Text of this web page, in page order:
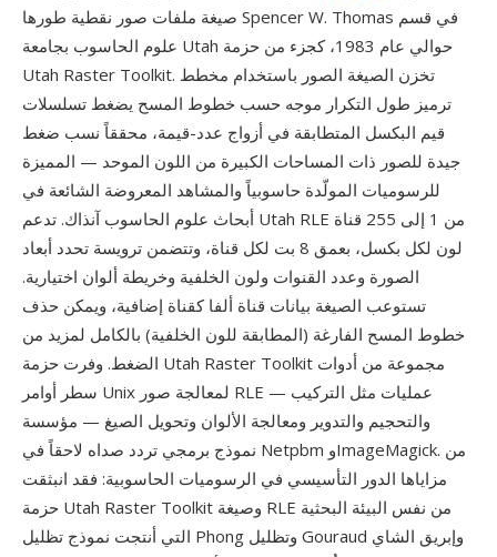
صيغة ملفات صور نقطية طورها Spencer W. Thomas في قسم
علوم الحاسوب بجامعة Utah حوالي عام 1983، كجزء من حزمة
Utah Raster Toolkit. تخزن الصيغة الصور باستخدام مخطط
ترميز طول التكرار موجه حسب خطوط المسح يضغط تسلسلات
قيم البكسل المتطابقة في أزواج عدد-قيمة، محققاً نسب ضغط
جيدة للصور ذات المساحات الكبيرة من اللون الموحد — المميزة
للرسوميات المولّدة حاسوبياً والمشاهد المعروضة الشائعة في
أبحاث علوم الحاسوب آنذاك. تدعم Utah RLE من 1 إلى 255 قناة
لون لكل بكسل، بعمق 8 بت لكل قناة، وتتضمن ترويسة تحدد أبعاد
الصورة وعدد القنوات ولون الخلفية وخريطة ألوان اختيارية.
تستوعب الصيغة بيانات قناة ألفا كقناة إضافية، ويمكن حذف
خطوط المسح الفارغة (المطابقة للون الخلفية) بالكامل لمزيد من
الضغط. وفرت حزمة Utah Raster Toolkit مجموعة من أدوات
سطر أوامر Unix لمعالجة صور RLE — عمليات مثل التركيب
والتحجيم والتدوير ومعالجة الألوان وتحويل الصيغ — مؤسسة
نموذج برمجي تردد صداه لاحقاً في Netpbm وImageMagick. من
مزاياها الدور التأسيسي في الرسوميات الحاسوبية: فقد انبثقت
حزمة Utah Raster Toolkit وصيغة RLE من نفس البيئة البحثية
التي أنتجت نموذج تظليل Phong وتظليل Gouraud وإبريق الشاي